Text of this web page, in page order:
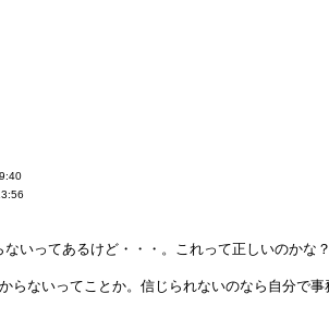
ないってあるけど・・・。これって正しいのかな
ないってことか。信じられないのなら自分で事